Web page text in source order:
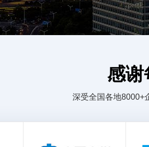
感谢
深受全国各地8000+